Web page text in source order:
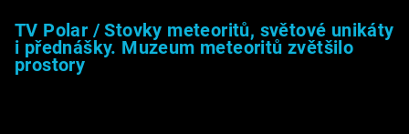
TV Polar / Stovky meteoritů, světové unikáty
i přednášky. Muzeum meteoritů zvětšilo
prostory